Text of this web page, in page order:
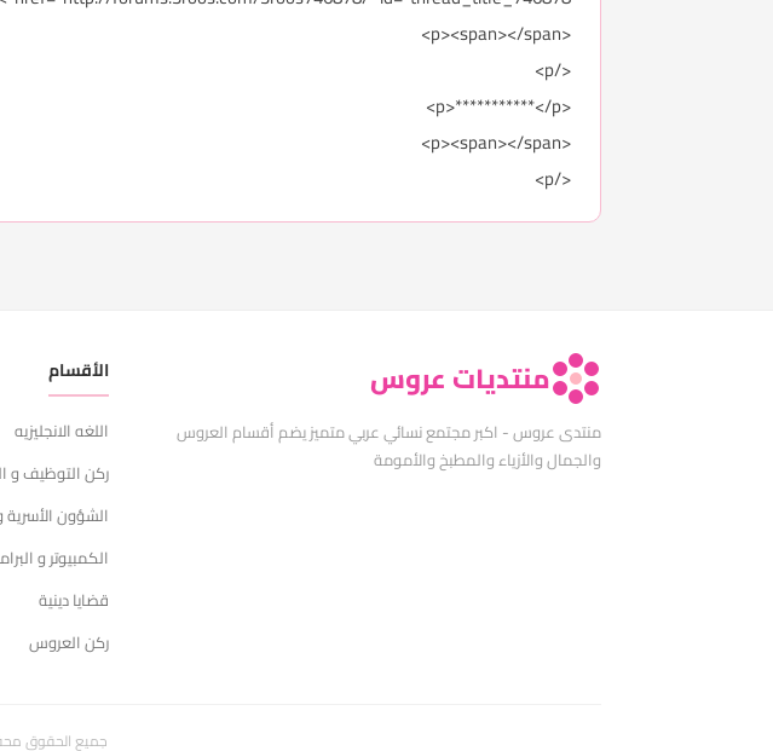
<p><span></span>
</p>
<p>***********</p>
<p><span></span>
</p>
منتديات عروس
منتدى عروس - اكبر مجتمع نسائي عربي متميز يضم أقسام العروس
والجمال والأزياء والمطبخ والأمومة
الأقسام
اللغه الانجليزيه
ركن التوظيف و
الشؤون الأسرية
الكمبيوتر و
قضايا دينية
ركن العروس
جميع الحقوق محفوظة © 2026